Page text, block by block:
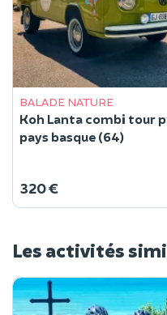
BALADE NATURE
Koh Lanta combi tour
pays basque (64)
320 €
Les activités